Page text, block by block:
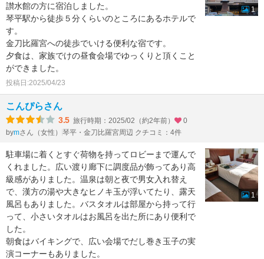
讃水館の方に宿泊しました。
琴平駅から徒歩５分くらいのところにあるホテルで
す。
金刀比羅宮への徒歩でいける便利な宿です。
夕食は、家族でけの昼食会場でゆっくりと頂くこと
ができました。
投稿日:2025/04/23
1
こんぴらさん
3.5 旅行時期：2025/02（約2年前）
0
bymさん（女性） 琴平・金刀比羅宮周辺 クチコミ：4件
駐車場に着くとすぐ荷物を持ってロビーまで運んで
くれました。広い渡り廊下に調度品が飾ってあり高
級感がありました。温泉は朝と夜で男女入れ替え
で、漢方の湯や大きなヒノキ玉が浮いてたり、露天
風呂もありました。バスタオルは部屋から持って行
って、小さいタオルはお風呂を出た所にあり便利で
した。
朝食はバイキングで、広い会場でだし巻き玉子の実
演コーナーもありました。
1